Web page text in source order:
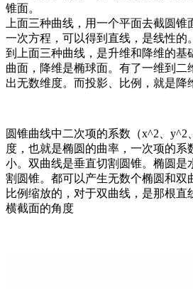
锥面。
上面三种曲线，用一个平面去截圆
一次方程，可以得到直线，是线性的
到上面三种曲线，是升维和降维的基
曲面，降维是椭球面。有了一维到二
出无数维度。而投影、比例，就是降
圆锥曲线中二次项的系数（x^2、y^2
度，也就是椭圆的曲率，一次项的系
小。双曲线是垂直切割圆锥。椭圆是
割圆锥。都可以产生无数个椭圆和双
比例缩放的，对于双曲线，是那根直
横截面的角度